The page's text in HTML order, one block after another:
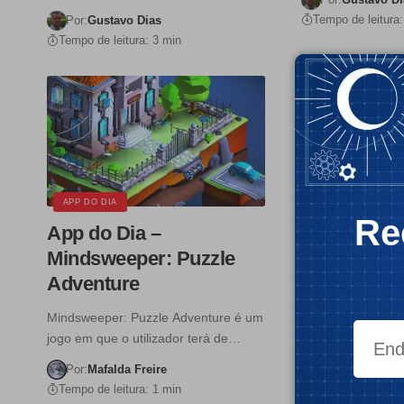
Por:Gustavo Dias
Tempo de leitura: 3 min
Tempo de
APP DO DIA
App do Dia –
Mindsweeper: Puzzle
Adventure
Mindsweeper: Puzzle Adventure é um
jogo em que o utilizador terá de…
Por: Mafalda Freire
Tempo de leitura: 1 min
STARTUP
Didimo
mais
A Didimo é uma
de «catorze
Por:
Mafalda